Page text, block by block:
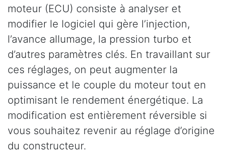
moteur (ECU) consiste à analyser et
modifier le logiciel qui gère l’injection,
l’avance allumage, la pression turbo et
d’autres paramètres clés. En travaillant sur
ces réglages, on peut augmenter la
puissance et le couple du moteur tout en
optimisant le rendement énergétique. La
modification est entièrement réversible si
vous souhaitez revenir au réglage d’origine
du constructeur.